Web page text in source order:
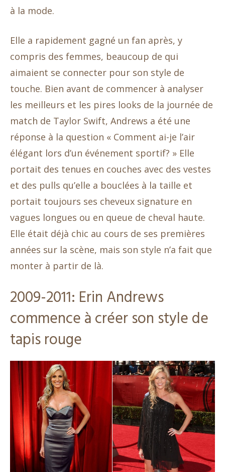
à la mode.
Elle a rapidement gagné un fan après, y
compris des femmes, beaucoup de qui
aimaient se connecter pour son style de
touche. Bien avant de commencer à analyser
les meilleurs et les pires looks de la journée de
match de Taylor Swift, Andrews a été une
réponse à la question « Comment ai-je l’air
élégant lors d’un événement sportif? » Elle
portait des tenues en couches avec des vestes
et des pulls qu’elle a bouclées à la taille et
portait toujours ses cheveux signature en
vagues longues ou en queue de cheval haute.
Elle était déjà chic au cours de ses premières
années sur la scène, mais son style n’a fait que
monter à partir de là.
2009-2011: Erin Andrews
commence à créer son style de
tapis rouge